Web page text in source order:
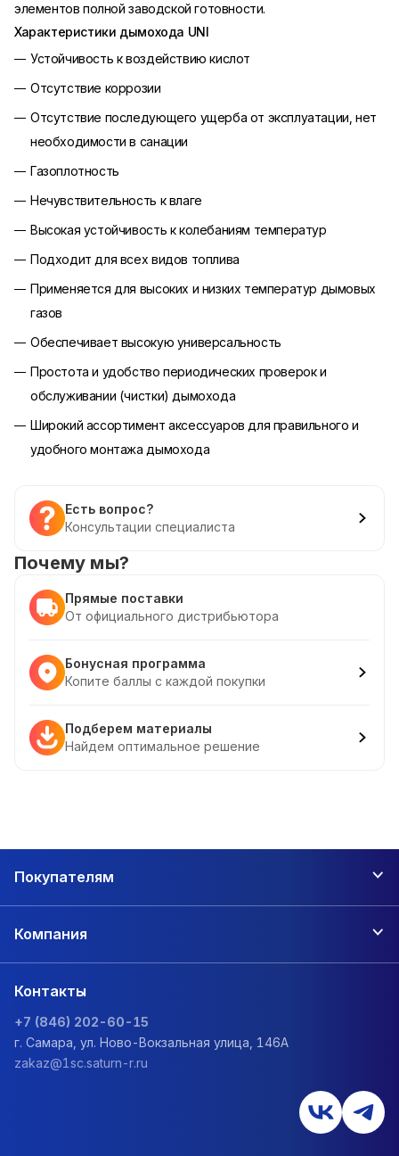
элементов полной заводской готовности.
Характеристики дымохода UNI
Устойчивость к воздействию кислот
Отсутствие коррозии
Отсутствие последующего ущерба от эксплуатации, нет
необходимости в санации
Газоплотность
Нечувствительность к влаге
Высокая устойчивость к колебаниям температур
Подходит для всех видов топлива
Применяется для высоких и низких температур дымовых
газов
Обеспечивает высокую универсальность
Простота и удобство периодических проверок и
обслуживании (чистки) дымохода
Широкий ассортимент аксессуаров для правильного и
удобного монтажа дымохода
Есть вопрос?
Консультации специалиста
Почему мы?
Прямые поставки
От официального дистрибьютора
Бонусная программа
Копите баллы с каждой покупки
Подберем материалы
Найдем оптимальное решение
Покупателям
Компания
Контакты
+7 (846) 202-60-15
г. Самара, ул. Ново-Вокзальная улица, 146А
zakaz@1sc.saturn-r.ru